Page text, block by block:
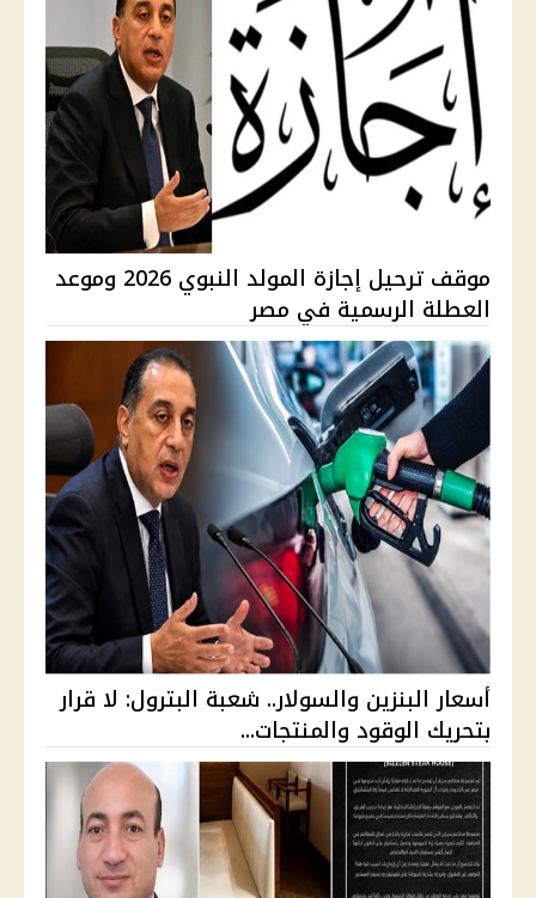
موقف ترحيل إجازة المولد النبوي 2026 وموعد
العطلة الرسمية في مصر
أسعار البنزين والسولار.. شعبة البترول: لا قرار
بتحريك الوقود والمنتجات...